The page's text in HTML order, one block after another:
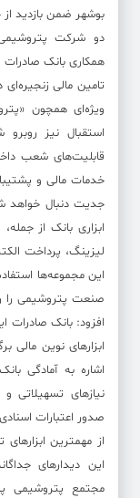
بوشهر ضمن بازدید از
دو شرکت
همکاری بانک
تامین مالی
ویژه‌ای همچون
استقبال نیز
قابلیت‌های شعب
خدمات مالی و
جدیت دنبال خواهد
ابزاری بانک از
لیزینگ، پرداخت
این مجموعه‌ها
صنعت پتروشیمی را
افزود: بانک صادرات
ابزارهای نوین مالی
اشاره به آمادگی
نیازهای تسهیلاتی
صدور اعتبارات
از مهمترین
این دیدارهای
مجتمع پتروشیمی